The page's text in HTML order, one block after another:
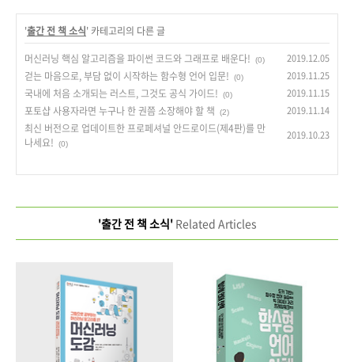
'출간 전 책 소식' 카테고리의 다른 글
머신러닝 핵심 알고리즘을 파이썬 코드와 그래프로 배운다!
(0) 2019.12.05
걷는 마음으로, 부담 없이 시작하는 함수형 언어 입문! (0) 2019.11.25
국내에 처음 소개되는 러스트, 그것도 공식 가이드! (0) 2019.11.15
포토샵 사용자라면 누구나 한 권쯤 소장해야 할 책 (2) 2019.11.14
최신 버전으로 업데이트한 프로페셔널 안드로이드(제4판)를 만
나세요!
(0)
2019.10.23
'출간 전 책 소식'Related Articles